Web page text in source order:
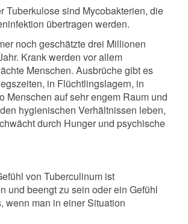
Tuberkulose sind Mycobakterien, die
übertragen werden.
noch geschätzte drei Millionen
Krank werden vor allem
Menschen. Ausbrüche gibt es
in Flüchtlingslagern, in
Menschen auf sehr engem Raum und
hygienischen Verhältnissen leben,
durch Hunger und psychische
von Tuberculinum ist
und beengt zu sein oder ein Gefühl
wenn man in einer Situation